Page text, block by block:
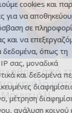
από
μεγάλο
Μουντιάλ!
cookies και
για να
σε
και να
δεδομένα, όπως τη
σας, μοναδικά
και δεδομένα
μέτρηση
ανάλυση κοινού